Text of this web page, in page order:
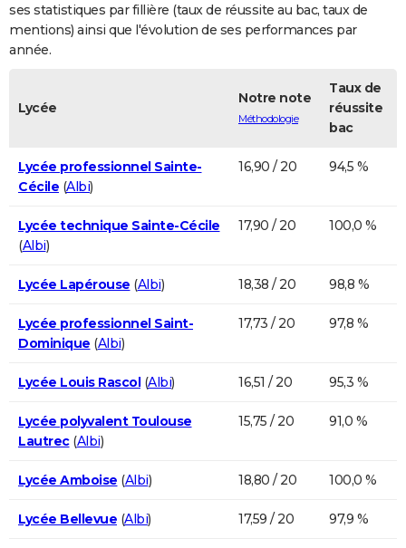
FORUM
Bricolage
Lifestyle
Culture
Sport
Auto
Television
Voyage
Cinema
ses statistiques par fillière (taux de réussite au bac, taux de
mentions) ainsi que l'évolution de ses performances par
année.
Lycée
Notre note
Méthodologie
Taux de
réussite
bac
Lycée professionnel Sainte-
Cécile (Albi)
16,90 / 20 94,5 %
Lycée technique Sainte-Cécile
(Albi)
17,90 / 20 100,0 %
Lycée Lapérouse (Albi) 18,38 / 20 98,8 %
Lycée professionnel Saint-
Dominique (Albi)
17,73 / 20 97,8 %
Lycée Louis Rascol(Albi) 16,51 / 20 95,3 %
Lycée polyvalent Toulouse
Lautrec(Albi)
15,75 / 20 91,0 %
Lycée Amboise (Albi) 18,80 / 20 100,0 %
Lycée Bellevue (Albi) 17,59 / 20 97,9 %